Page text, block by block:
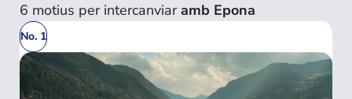
6 motius per intercanviaramb Epona
No. 1